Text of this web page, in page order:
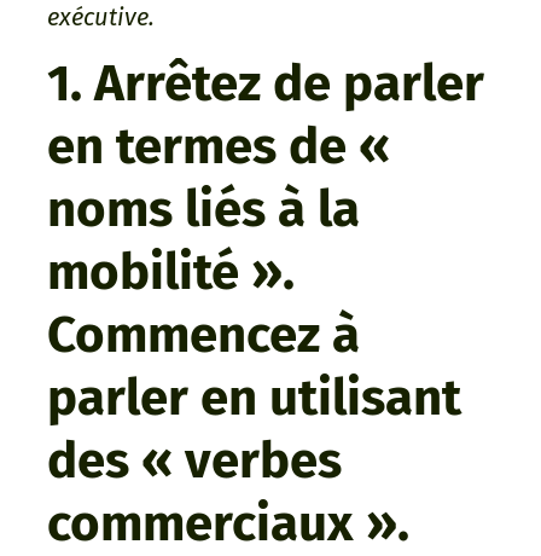
exécutive.
1. Arrêtez de parler
en termes de «
noms liés à la
mobilité ».
Commencez à
parler en utilisant
des « verbes
commerciaux ».